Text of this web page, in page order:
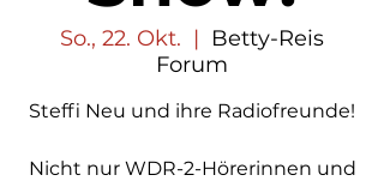
So., 22. Okt.
  |
Betty-Reis
Forum
Steffi Neu und ihre Radiofreunde!
Nicht nur WDR-2-Hörerinnen und